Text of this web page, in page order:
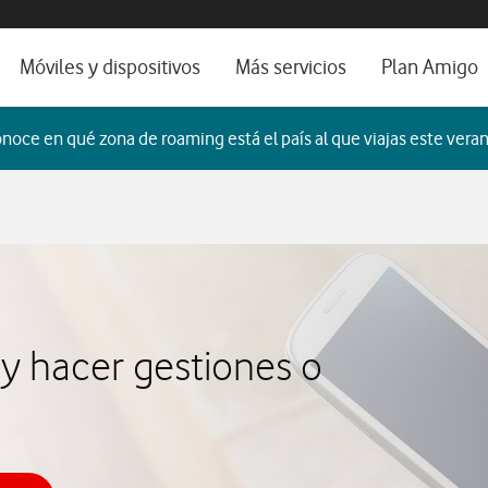
ayuda e idioma
5G
TV
Móviles y dispositivos
Imagen y Sonido
Más servicios
Alianza Vodafone e Iberdrola
Servicios avanzados
Plan Amigo
en qué zona de roaming está el país al que viajas este
hacer gestiones o